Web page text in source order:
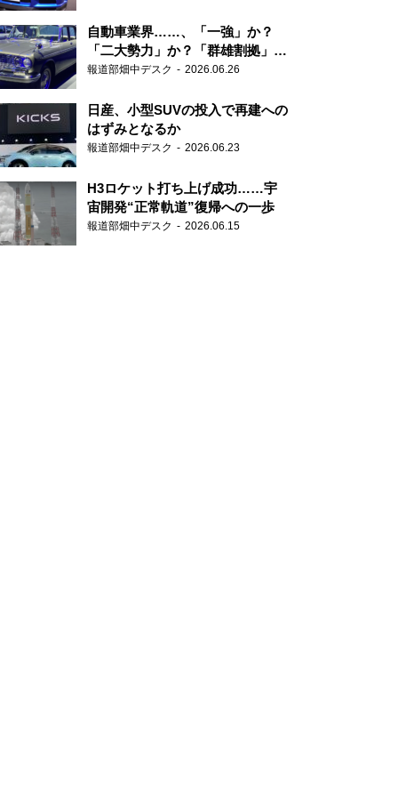
自動車業界……、「一強」か？
「二大勢力」か？「群雄割拠」
か？
報道部畑中デスク 2026.06.26
日産、小型SUVの投入で再建への
はずみとなるか
報道部畑中デスク 2026.06.23
H3ロケット打ち上げ成功……宇
宙開発“正常軌道”復帰への一歩
報道部畑中デスク 2026.06.15